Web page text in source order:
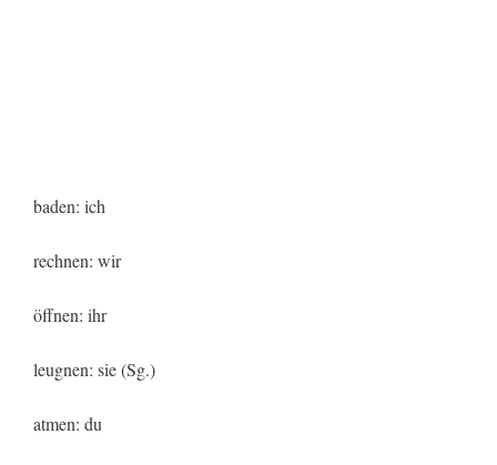
baden: ich
rechnen: wir
öffnen: ihr
leugnen: sie (Sg.)
atmen: du